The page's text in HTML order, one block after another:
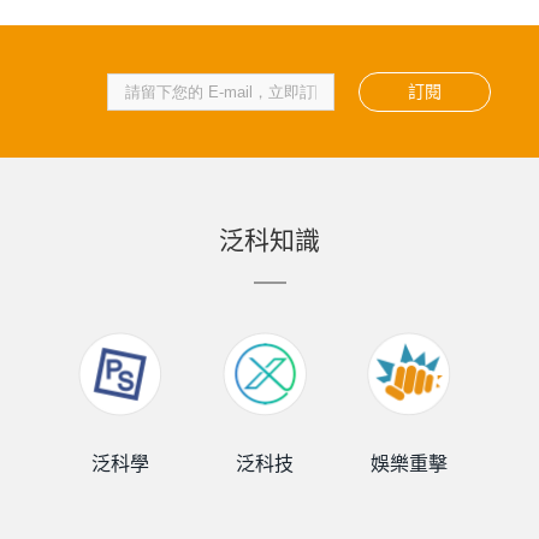
訂閱
泛科知識
泛科學 泛科技 娛樂重擊